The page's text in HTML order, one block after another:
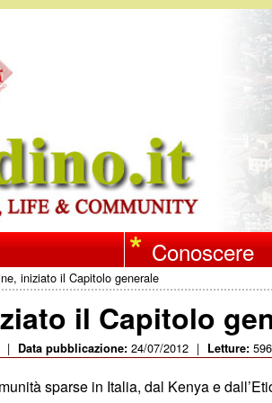
Conoscere
iniziato il Capitolo generale
il Capitolo
| Data pubblicazione:24/07/2012 | Letture:
sparse in Italia, dal Kenya e